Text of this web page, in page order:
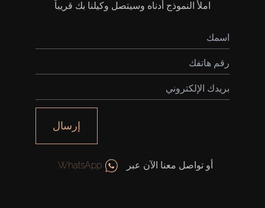
قيد الإنشاء
املأ النموذج أدناه وسيتصل وكيلنا بك قريباً
إرسال
أو تواصل معنا الآن عبر WhatsApp